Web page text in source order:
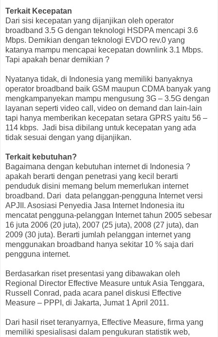
Terkait Kecepatan
Dari sisi kecepatan yang dijanjikan oleh operator
broadband 3.5 G dengan teknologi HSDPA mencapi 3.6
Mbps. Demikian dengan teknologi EVDO rev.0 yang
katanya mampu mencapai kecepatan downlink 3.1 Mbps.
Tapi apakah benar demikian ?
Nyatanya tidak, di Indonesia yang memiliki banyaknya
operator broadband baik GSM maupun CDMA banyak yang
mengkampanyekan mampu mengusung 3G – 3.5G dengan
layanan seperti video call, video on demand dan lain-lain
tapi hanya memberikan kecepatan setara GPRS yaitu 56 –
114 kbps. Jadi bisa dibilang untuk kecepatan yang ada
tidak sesuai dengan yang dijanjikan.
Terkait kebutuhan?
Bagaimana dengan kebutuhan internet di Indonesia ?
apakah berarti dengan penetrasi yang kecil berarti
penduduk disini memang belum memerlukan internet
broadband. Dari data pelanggan-pengguna Internet versi
APJII. Asosiasi Penyedia Jasa Internet Indonesia itu
mencatat pengguna-pelanggan Internet tahun 2005 sebesar
16 juta 2006 (20 juta), 2007 (25 juta), 2008 (27 juta), dan
2009 (30 juta). Berarti jumlah pelanggan internet yang
menggunakan broadband hanya sekitar 10 % saja dari
pengguna internet.
Berdasarkan riset presentasi yang dibawakan oleh
Regional Director Effective Measure untuk Asia Tenggara,
Russell Conrad, pada acara panel diskusi Effective
Measure – PPPI, di Jakarta, Jumat 1 April 2011.
Dari hasil riset teranyarnya, Effective Measure, firma yang
memiliki spesialisasi dalam pengukuran statistik web,